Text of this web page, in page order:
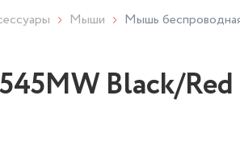
Мыши Мышь
Black/Red